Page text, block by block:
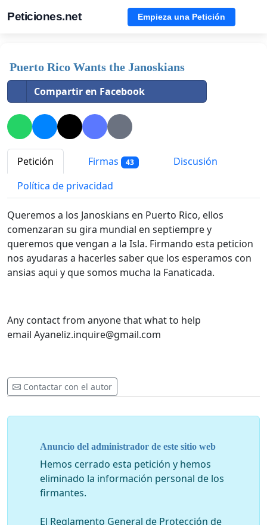
Peticiones.net Empieza una Petición
Puerto Rico Wants the Janoskians
Compartir en Facebook
Petición Firmas 43
Discusión
Política de privacidad
Queremos a los Janoskians en Puerto Rico, ellos
comenzaran su gira mundial en septiempre y
queremos que vengan a la Isla. Firmando esta peticion
nos ayudaras a hacerles saber que los esperamos con
ansias aqui y que somos mucha la Fanaticada.
Any contact from anyone that what to help
email Ayaneliz.inquire@gmail.com
Contactar con el autor
Anuncio del administrador de este sitio web
Hemos cerrado esta petición y hemos
eliminado la información personal de los
firmantes.
El Reglamento General de Protección de